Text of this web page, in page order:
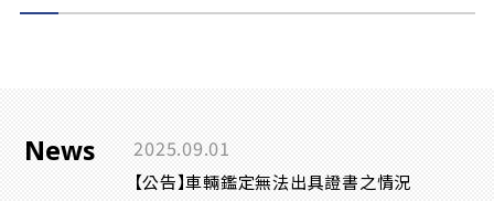
News 2025.09.01
【公告】車輛鑑定無法出具證書之情況